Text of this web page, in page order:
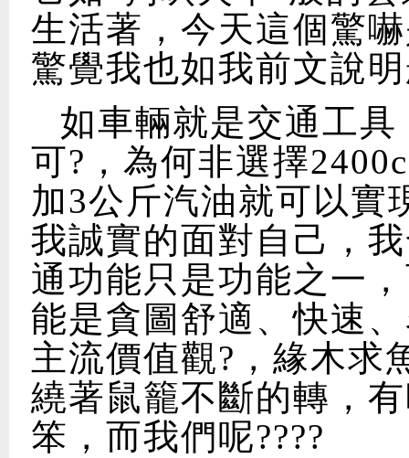
生活著，今天這個驚
驚覺我也如我前文說
如車輛就是交通工
可?，為何非選擇
加3公斤汽油就可以實
我誠實的面對自己，
通功能只是功能之一
能是貪圖舒適、快速
主流價值觀?，緣木求
繞著鼠籠不斷的轉，
笨，而我們呢????